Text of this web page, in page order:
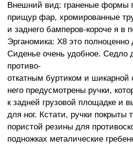
Внешний вид: граненые формы
прищур фар, хромированные
и заднего бамперов-короче я в
Эрганомика: Х8 это
Сиденье очень удобное. Седло
противо-
откатным буртиком и шикарной
него предусмотрены ручки,
к задней грузовой площадке и
для ног. Кстати, ручки покрыты
пористой резины для
подножках металические